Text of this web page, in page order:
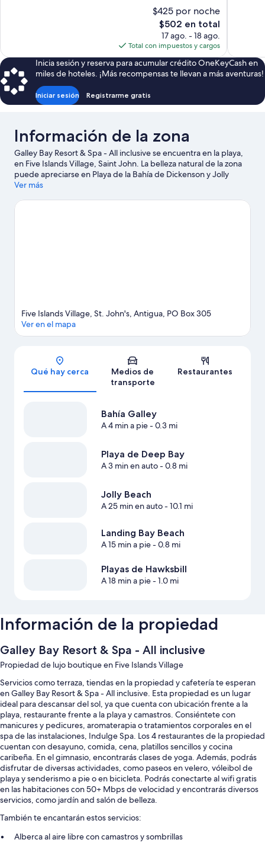
$425 por noche
El
precio
actual
es
de
$502
$502 en total
17 ago. - 18 ago.
Total con impuestos y cargos
Inicia sesión y reserva para acumular crédito OneKeyCash en
miles de hoteles. ¡Más recompensas te llevan a más aventuras!
Iniciar sesión Registrarme gratis
Información de la zona
Galley Bay Resort & Spa - All inclusive se encuentra en la playa,
en Five Islands Village, Saint John. La belleza natural de la zona
puede apreciarse en Playa de la Bahía de Dickenson y Jolly
Beach. También vale la pena conocer Antigua Botanical Gardens
tours en bote ofrecen una gran oportunidad de disfrutar del
Ver más
Sección del mapa
Five Islands Village, St. John's, Antigua, PO Box 305
Ver en el mapa
Qué hay cerca
Medios de
transporte
Restaurantes
Bahía Galley
A 4 min a pie- 0.3 mi
Playa de Deep Bay
A 3 min en auto- 0.8 mi
Jolly Beach
A 25 min en auto- 10.1 mi
Landing Bay Beach
A 15 min a pie- 0.8 mi
Playas de Hawksbill
A 18 min a pie- 1.0 mi
Información de la propiedad
Galley Bay Resort & Spa - All inclusive
Propiedad de lujo boutique en Five Islands Village
Servicios como terraza, tiendas en la propiedad y cafetería te esperan
en Galley Bay Resort & Spa - All inclusive. Esta propiedad es un lugar
ideal para descansar del sol, ya que cuenta con ubicación frente a la
playa, restaurante frente a la playa y camastros. Consiéntete con
manicures y pedicures, aromaterapia o tratamientos corporales en el
spa de las instalaciones, Indulge Spa. Los 4 restaurantes de la propiedad
cuentan con desayuno, comida, cena, platillos sencillos y cocina
caribeña. En el gimnasio, encontrarás clases de yoga. Además, podrás
disfrutar de diversas actividades, como paseos en velero, vóleibol de
playa y senderismo a pie o en bicicleta. Podrás conectarte al wifi gratis
en las habitaciones con 50+ Mbps de velocidad y encontrarás diversos
servicios, como jardín and salón de belleza.
También te encantarán estos servicios:
Alberca al aire libre con camastros y sombrillas